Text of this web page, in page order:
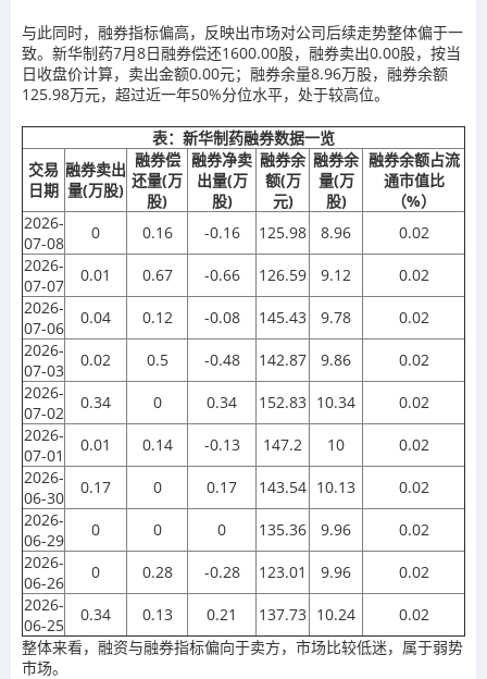
与此同时，融券指标偏高，反映出市场对公司后续走势整体偏于一
致。新华制药7月8日融券偿还1600.00股，融券卖出0.00股，按当
日收盘价计算，卖出金额0.00元；融券余量8.96万股，融券余额
125.98万元，超过近一年50%分位水平，处于较高位。
表：新华制药融券数据一览
交易
日期
融券卖出
量(万股)
融券偿
还量(万
股)
融券净卖
出量(万
股)
融券余
额(万
元)
融券余
量(万
股)
融券余额占流
通市值比
（%）
2026-
07-08
0 0.16 -0.16 125.98 8.96
0.02
2026-
07-07
0.01 0.67 -0.66 126.59 9.12
0.02
2026-
07-06
0.04 0.12 -0.08 145.43 9.78
0.02
2026-
07-03
0.02 0.5 -0.48 142.87 9.86
0.02
2026-
07-02
0.34 0 0.34 152.83 10.34
0.02
2026-
07-01
0.01 0.14 -0.13 147.2 10
0.02
2026-
06-30
0.17 0 0.17 143.54 10.13
0.02
2026-
06-29
0 0 0 135.36 9.96
0.02
2026-
06-26
0 0.28 -0.28 123.01 9.96
0.02
2026-
06-25
0.34 0.13 0.21 137.73 10.24
0.02
整体来看，融资与融券指标偏向于卖方，市场比较低迷，属于弱势
市场。